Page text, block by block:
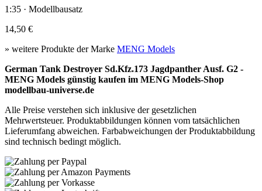
1:35 · Modellbausatz
14,50 €
» weitere Produkte der Marke MENG Models
German Tank Destroyer Sd.Kfz.173 Jagdpanther Ausf. G2 -
MENG Models günstig kaufen im MENG Models-Shop
modellbau-universe.de
Alle Preise verstehen sich inklusive der gesetzlichen
Mehrwertsteuer. Produktabbildungen können vom tatsächlichen
Lieferumfang abweichen. Farbabweichungen der Produktabbildung
sind technisch bedingt möglich.